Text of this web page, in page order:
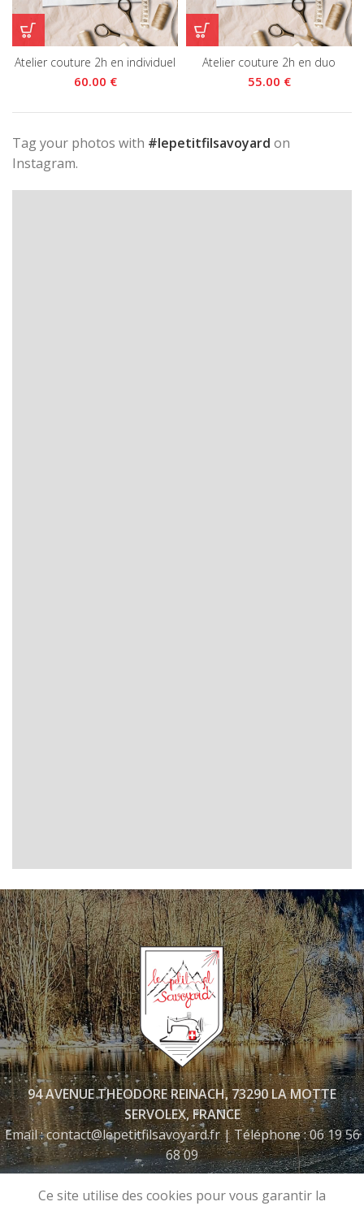
Atelier couture 2h en individuel
€
Atelier couture 2h en duo
€
Tag your photos with #lepetitfilsavoyard on
Instagram.
94 AVENUE THEODORE REINACH, 73290 LA MOTTE
SERVOLEX, FRANCE
Email : contact@lepetitfilsavoyard.fr | Téléphone : 06 19 56
68 09
Ce site utilise des cookies pour vous garantir la
06 19 56 68 09